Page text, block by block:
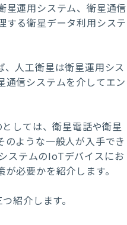
星運用システム、衛星通信
する衛星データ利用システ
人工衛星は衛星運用シス
通信システムを介してエン
しては、衛星電話や衛星
ような一般人が入手でき
ステムのIoTデバイスにお
必要かを紹介します。
紹介します。